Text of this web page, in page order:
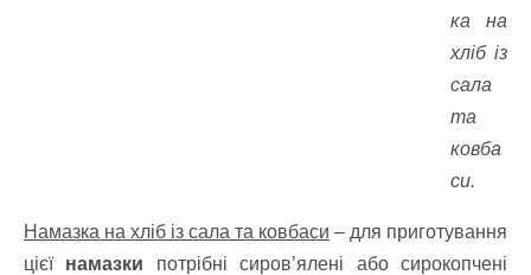
ка на
хліб із
сала
та
ковба
си.
Намазка на хліб із сала та ковбаси – для приготування
цієї намазки потрібні сиров’ялені або сирокопчені